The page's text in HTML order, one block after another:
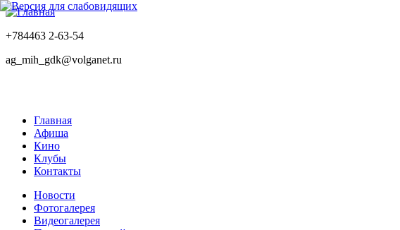
+784463 2-63-54
ag_mih_gdk@volganet.ru
Главная
Афиша
Кино
Клубы
Контакты
Новости
Фотогалерея
Видеогалерея